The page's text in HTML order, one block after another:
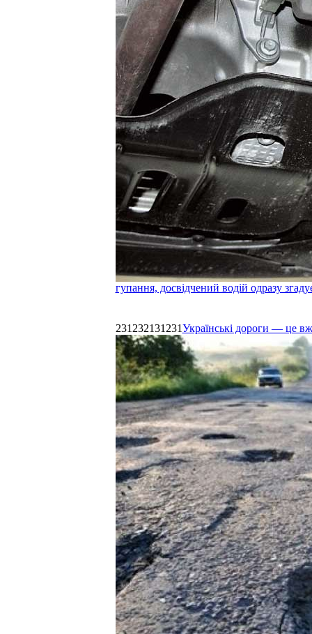
гупання, досвідчений водій одразу
231232131231Українські дороги — це